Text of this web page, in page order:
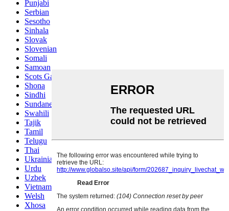
Punjabi
Serbian
Sesotho
Sinhala
Slovak
Slovenian
Somali
Samoan
Scots Gaelic
Shona
Sindhi
Sundanese
Swahili
Tajik
Tamil
Telugu
Thai
Ukrainian
Urdu
Uzbek
Vietnamese
Welsh
Xhosa